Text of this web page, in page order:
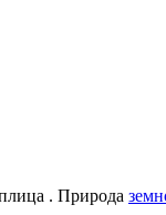
. Природа